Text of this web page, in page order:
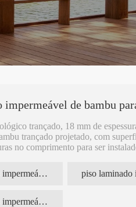
de bambu
trançado, 18 mm de
trançado projetado, com
no comprimento para ser
bambu para construção. Teor de
piso laminado impermeável
piso laminado impermeável para exterior